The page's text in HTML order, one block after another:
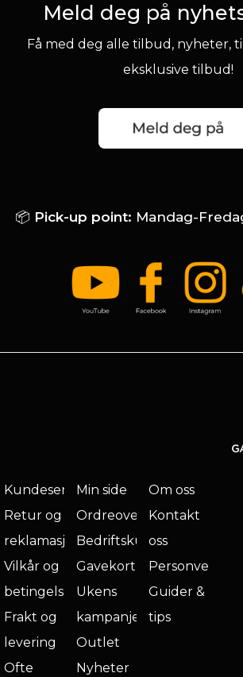
Meld deg på
Få med deg alle tilbud, nyheter,
eksklusive tilbud!
📦 Pick-up point: Mandag-
Kundeservice
Retur og
reklamasjon
Vilkår og
betingelser
Frakt og
levering
Ofte
Min side
Ordreoversikt
Bedriftskunde
Gavekort
Ukens
kampanje
Outlet
Nyheter
Om oss
Kontakt
oss
Personvern
Guider &
tips